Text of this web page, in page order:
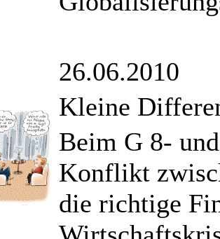
26.06.2010
Kleine
Beim G 8-
Konflikt
die richtige